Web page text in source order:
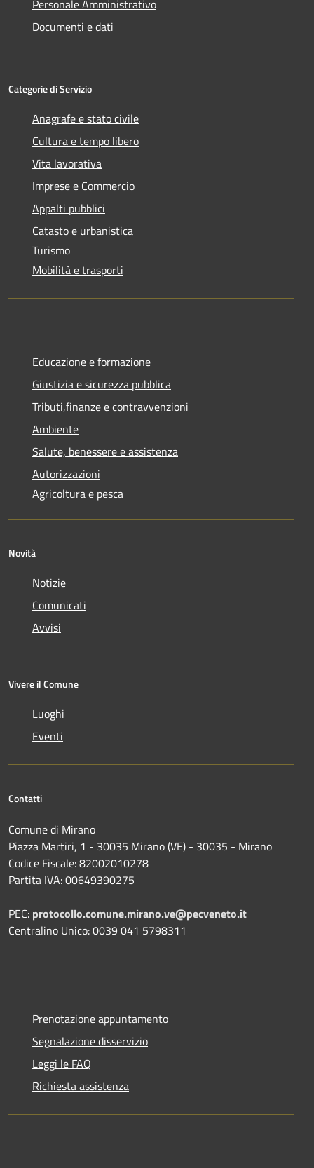
Personale Amministrativo
Documenti e dati
Categorie di Servizio
Anagrafe e stato civile
Cultura e tempo libero
Vita lavorativa
Imprese e Commercio
Appalti pubblici
Catasto e urbanistica
Turismo
Mobilità e trasporti
Educazione e formazione
Giustizia e sicurezza pubblica
Tributi,finanze e contravvenzioni
Ambiente
Salute, benessere e assistenza
Autorizzazioni
Agricoltura e pesca
Novità
Notizie
Comunicati
Avvisi
Vivere il Comune
Luoghi
Eventi
Contatti
Comune di Mirano
Piazza Martiri, 1 - 30035 Mirano (VE) - 30035 - Mirano
Codice Fiscale: 82002010278
Partita IVA: 00649390275
PEC: protocollo.comune.mirano.ve@pecveneto.it
Centralino Unico: 0039 041 5798311
Prenotazione appuntamento
Segnalazione disservizio
Leggi le FAQ
Richiesta assistenza